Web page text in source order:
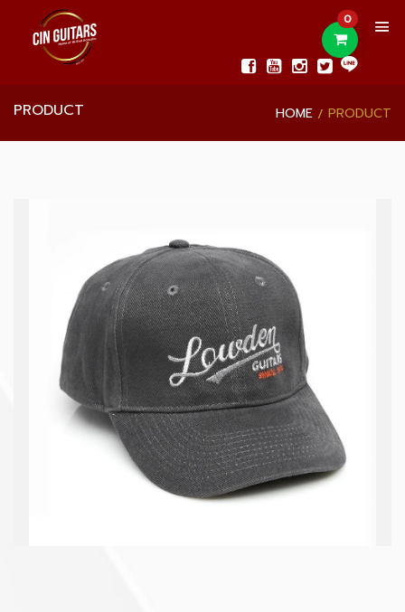
0
PRODUCT HOME PRODUCT